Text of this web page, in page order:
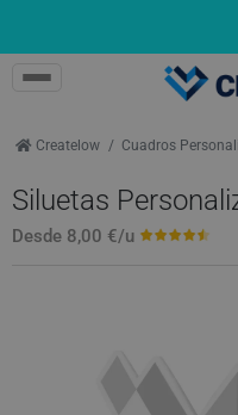
Createlow Cuadros
Siluetas
Desde 8,00 €/u